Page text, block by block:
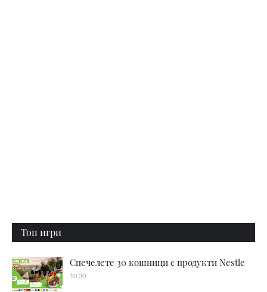
Топ игри
Спечелете 30 кошници с продукти Nestle
10:30